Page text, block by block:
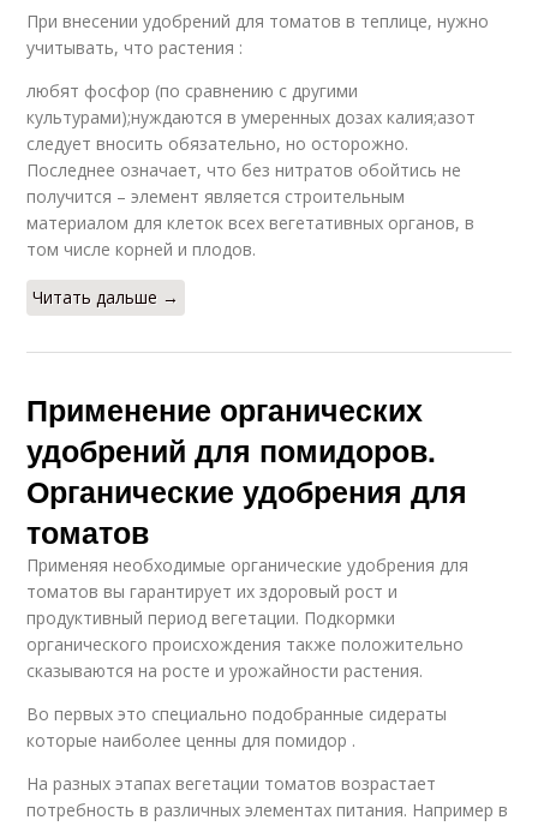
При внесении удобрений для томатов в теплице, нужно
учитывать, что растения :
любят фосфор (по сравнению с другими
культурами);нуждаются в умеренных дозах калия;азот
следует вносить обязательно, но осторожно.
Последнее означает, что без нитратов обойтись не
получится – элемент является строительным
материалом для клеток всех вегетативных органов, в
том числе корней и плодов.
Читать дальше →
Применение органических
удобрений для помидоров.
Органические удобрения для
томатов
Применяя необходимые органические удобрения для
томатов вы гарантирует их здоровый рост и
продуктивный период вегетации. Подкормки
органического происхождения также положительно
сказываются на росте и урожайности растения.
Во первых это специально подобранные сидераты
которые наиболее ценны для помидор .
На разных этапах вегетации томатов возрастает
потребность в различных элементах питания. Например в